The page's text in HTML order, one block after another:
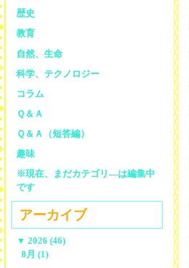
歴史
教育
自然、生命
科学、テクノロジー
コラム
Ｑ＆Ａ
Ｑ＆Ａ（短答編）
趣味
※現在、まだカテゴリ—は編集中
です
アーカイブ
▼ 2026 (46)
8月 (1)